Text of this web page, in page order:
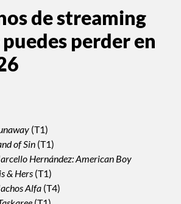
de streaming
perder en
(T1)
of Sin (T1)
Hernández: American Boy
& Hers (T1)
Alfa (T4)